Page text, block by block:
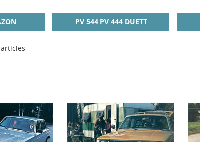
PV 544 PV 444 DUETT
articles